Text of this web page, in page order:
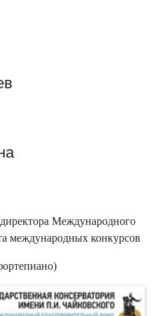
Международного
международных конкурсов